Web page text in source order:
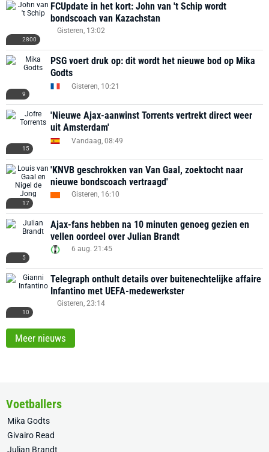
2800
FCUpdate in het kort: John van 't Schip wordt
bondscoach van Kazachstan
Gisteren, 13:02
9
PSG voert druk op: dit wordt het nieuwe bod op Mika
Godts
Gisteren, 10:21
15
'Nieuwe Ajax-aanwinst Torrents vertrekt direct weer
uit Amsterdam'
Vandaag, 08:49
17
'KNVB geschrokken van Van Gaal, zoektocht naar
nieuwe bondscoach vertraagd'
Gisteren, 16:10
5
Ajax-fans hebben na 10 minuten genoeg gezien en
vellen oordeel over Julian Brandt
6 aug. 21:45
10
Telegraph onthult details over buitenechtelijke affaire
Infantino met UEFA-medewerkster
Gisteren, 23:14
Meer nieuws
Voetballers
Mika Godts
Givairo Read
Julian Brandt